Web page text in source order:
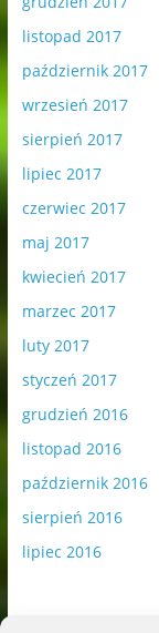
listopad 2017
październik 2017
wrzesień 2017
sierpień 2017
lipiec 2017
czerwiec 2017
maj 2017
kwiecień 2017
marzec 2017
luty 2017
styczeń 2017
grudzień 2016
listopad 2016
październik 2016
sierpień 2016
lipiec 2016